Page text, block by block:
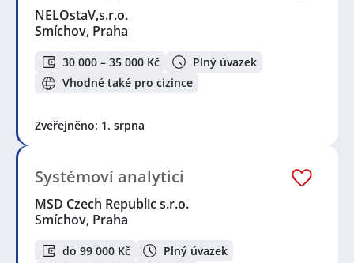
NELOstaV,s.r.o.
Smíchov, Praha
30 000 – 35 000 Kč
Plný úvazek
Vhodné také pro cizince
Zveřejněno: 1. srpna
Systémoví analytici
MSD Czech Republic s.r.o.
Smíchov, Praha
do 99 000 Kč
Plný úvazek